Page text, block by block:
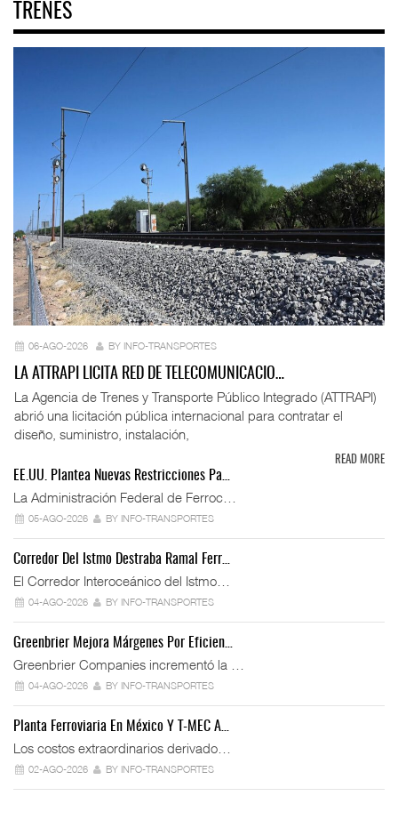
TRENES
06-AGO-2026 BY INFO-TRANSPORTES
LA ATTRAPI LICITA RED DE TELECOMUNICACIO…
La Agencia de Trenes y Transporte Público Integrado (ATTRAPI)
abrió una licitación pública internacional para contratar el
diseño, suministro, instalación,
READ MORE
EE.UU. Plantea Nuevas Restricciones Pa…
La Administración Federal de Ferroc…
05-AGO-2026 BY INFO-TRANSPORTES
Corredor Del Istmo Destraba Ramal Ferr…
El Corredor Interoceánico del Istmo…
04-AGO-2026 BY INFO-TRANSPORTES
Greenbrier Mejora Márgenes Por Eficien…
Greenbrier Companies incrementó la …
04-AGO-2026 BY INFO-TRANSPORTES
Planta Ferroviaria En México Y T-MEC A…
Los costos extraordinarios derivado…
02-AGO-2026 BY INFO-TRANSPORTES